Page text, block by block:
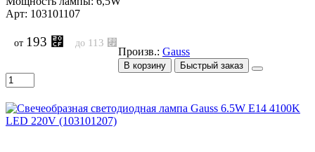
Арт: 103101107
от 193 ⃏ до 113 ⃏
Произв.: Gauss
В корзину Быстрый заказ